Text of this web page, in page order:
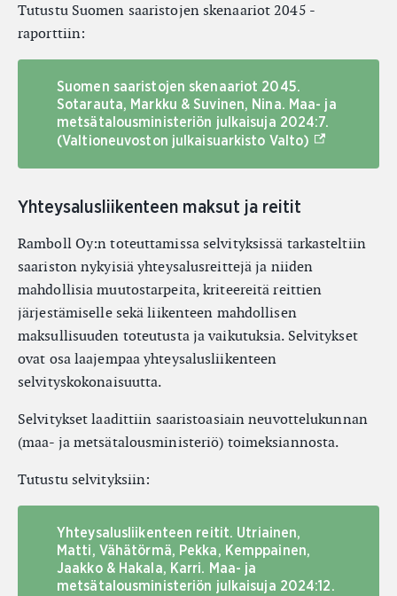
Tutustu Suomen saaristojen skenaariot 2045 -
raporttiin:
Suomen saaristojen skenaariot 2045.
Sotarauta, Markku & Suvinen, Nina. Maa- ja
metsätalousministeriön julkaisuja 2024:7.
(Valtioneuvoston julkaisuarkisto Valto) (Ulkoinen
Yhteysalusliikenteen maksut ja reitit
Ramboll Oy:n toteuttamissa selvityksissä tarkasteltiin
saariston nykyisiä yhteysalusreittejä ja niiden
mahdollisia muutostarpeita, kriteereitä reittien
järjestämiselle sekä liikenteen mahdollisen
maksullisuuden toteutusta ja vaikutuksia. Selvitykset
ovat osa laajempaa yhteysalusliikenteen
selvityskokonaisuutta.
Selvitykset laadittiin saaristoasiain neuvottelukunnan
(maa- ja metsätalousministeriö) toimeksiannosta.
Tutustu selvityksiin:
Yhteysalusliikenteen reitit. Utriainen,
Matti, Vähätörmä, Pekka, Kemppainen,
Jaakko & Hakala, Karri. Maa- ja
metsätalousministeriön julkaisuja 2024:12.